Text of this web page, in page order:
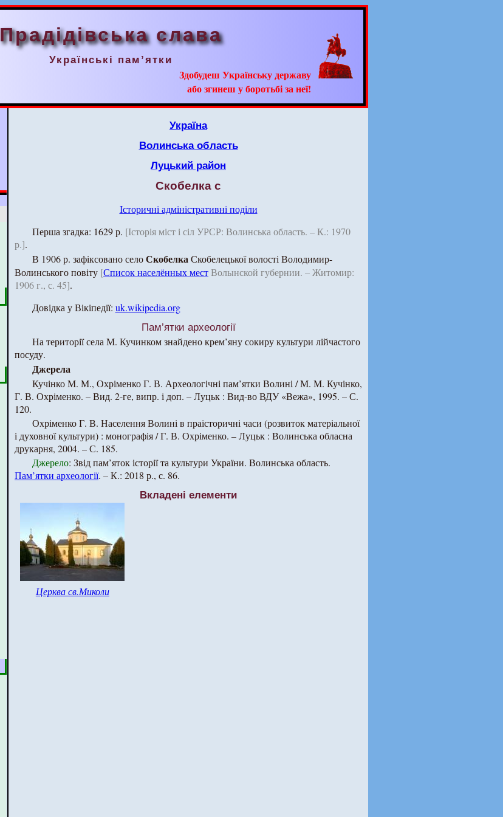
Прадідівська слава
Українські пам’ятки
Здобудеш Українську державу
або згинеш у боротьбі за неї!
Україна
Волинська область
Луцький район
Скобелка с
Історичні адміністративні поділи
Перша згадка: 1629 р. [Історія міст і сіл УРСР: Волинська область. – К.: 1970
р.].
В 1906 р. зафіксовано селоСкобелка Скобелецької волості Володимир-
Волинського повіту [Список населённых местВолынской губернии. – Житомир:
1906 г., с. 45].
Довідка у Вікіпедії: uk.wikipedia.org
Пам’ятки археології
На території села М. Кучинком знайдено крем’яну сокиру культури лійчастого
посуду.
Джерела
Кучінко М. М., Охріменко Г. В. Археологічні пам’ятки Волині / М. М. Кучінко,
Г. В. Охріменко. – Вид. 2-ге, випр. і доп. – Луцьк : Вид-во ВДУ «Вежа», 1995. – С.
120.
Охріменко Г. В. Населення Волині в праісторичні часи (розвиток матеріальної
і духовної культури) : монографія / Г. В. Охріменко. – Луцьк : Волинська обласна
друкарня, 2004. – С. 185.
Джерело: Звід пам’яток історії та культури України. Волинська область.
Пам’ятки археології. – К.: 2018 р., с. 86.
Вкладені елементи
Церква св.Миколи